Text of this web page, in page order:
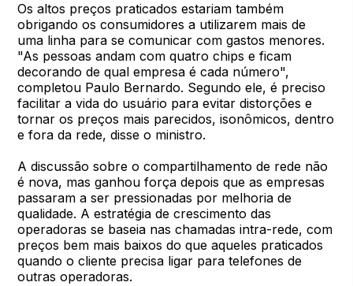
Os altos preços praticados estariam também
obrigando os consumidores a utilizarem mais de
uma linha para se comunicar com gastos menores.
"As pessoas andam com quatro chips e ficam
decorando de qual empresa é cada número",
completou Paulo Bernardo. Segundo ele, é preciso
facilitar a vida do usuário para evitar distorções e
tornar os preços mais parecidos, isonômicos, dentro
e fora da rede, disse o ministro.
A discussão sobre o compartilhamento de rede não
é nova, mas ganhou força depois que as empresas
passaram a ser pressionadas por melhoria de
qualidade. A estratégia de crescimento das
operadoras se baseia nas chamadas intra-rede, com
preços bem mais baixos do que aqueles praticados
quando o cliente precisa ligar para telefones de
outras operadoras.